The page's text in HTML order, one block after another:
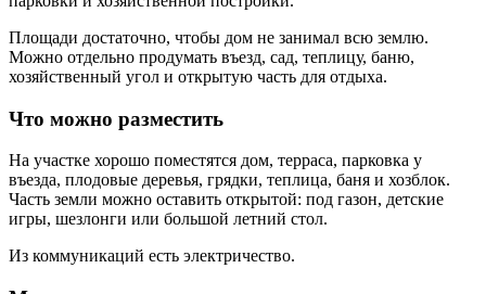
Площади достаточно, чтобы дом не занимал всю землю.
Можно отдельно продумать въезд, сад, теплицу, баню,
хозяйственный угол и открытую часть для отдыха.
Что можно разместить
На участке хорошо поместятся дом, терраса, парковка у
въезда, плодовые деревья, грядки, теплица, баня и хозблок.
Часть земли можно оставить открытой: под газон, детские
игры, шезлонги или большой летний стол.
Из коммуникаций есть электричество.